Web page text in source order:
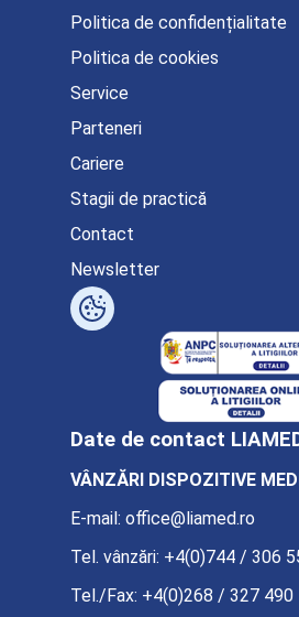
Date de contact
VÂNZĂRI DISPOZITIVE
E-mail: office@liamed.ro
Tel. vânzări: +4(0)744 / 306
Tel./Fax: +4(0)268 / 327 490
Politica de confidențialitate
Politica de cookies
Service
Parteneri
Cariere
Stagii de practică
Contact
Newsletter